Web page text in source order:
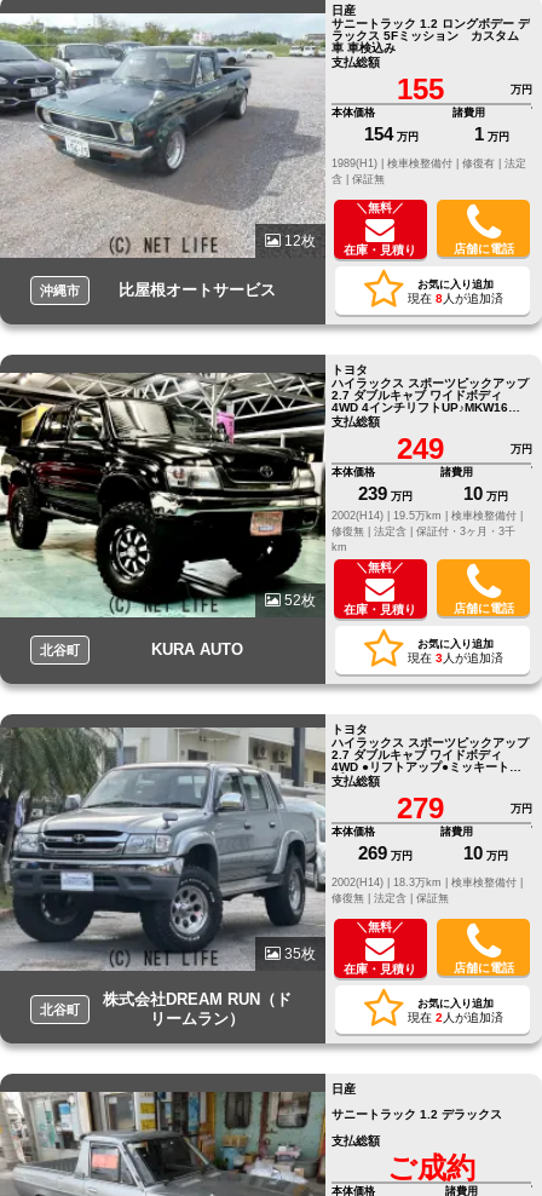
12枚
沖縄市 比屋根オートサービス
日産
サニートラック 1.2 ロングボデー デ
ラックス 5Fミッション カスタム
車 車検込み
支払総額
155
万円
本体価格
154 万円
諸費用
1 万円
修復有 | 法定
含 | 保証無
＼無料／
在庫・見積り 店舗に電話
お気に入り追加
現在 8人が追加済
52枚
北谷町 KURA AUTO
トヨタ
ハイラックス スポーツピックアップ
2.7 ダブルキャブ ワイドボディ
4WD 4インチリフトUP♪MKW16イ
ンチAW♪マッドタイヤ♪タコマリア
バンパー♪新品ヘッドライト♪
支払総額
249
万円
本体価格
239 万円
諸費用
10 万円
2002(H14) |
19.5万km |
検車検整備付 |
修復無 | 法定含 | 保証付・3ヶ月・3千
km
＼無料／
在庫・見積り 店舗に電話
お気に入り追加
現在 3人が追加済
35枚
北谷町
株式会社DREAM RUN（ド
リームラン）
トヨタ
ハイラックス スポーツピックアップ
2.7 ダブルキャブ ワイドボディ
4WD ●リフトアップ●ミッキートン
プソンクラシック１６インチ●ＢＦ
グッドリッチＡＴタイヤ●シートカ
支払総額
279
万円
本体価格
269 万円
諸費用
10 万円
修復無 | 法定含 | 保証無
＼無料／
在庫・見積り 店舗に電話
お気に入り追加
現在 2 人が追加済
日産
サニートラック 1.2 デラックス
支払総額
ご成約
本体価格 諸費用